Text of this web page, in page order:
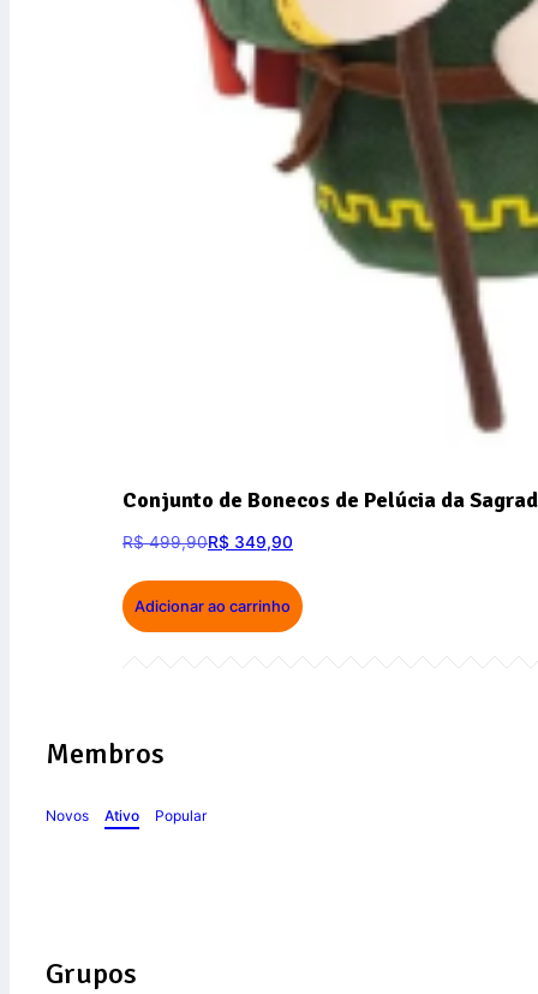
Conjunto de Bonecos de Pelúcia da
R$499,90R$ 349,90
Adicionar ao carrinho
Membros
Novos Ativo Popular
Grupos